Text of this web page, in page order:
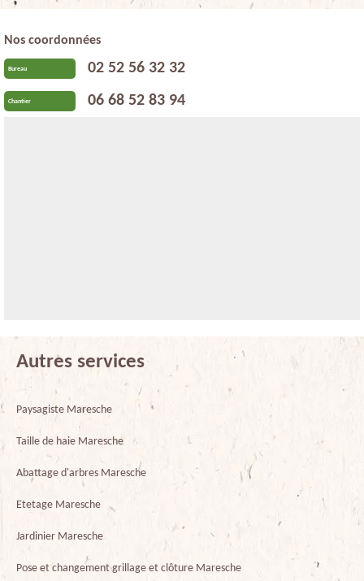
Nos coordonnées
Bureau 02 52 56 32 32
Chantier 06 68 52 83 94
Autres services
Paysagiste Maresche
Taille de haie Maresche
Abattage d'arbres Maresche
Etetage Maresche
Jardinier Maresche
Pose et changement grillage et clôture Maresche